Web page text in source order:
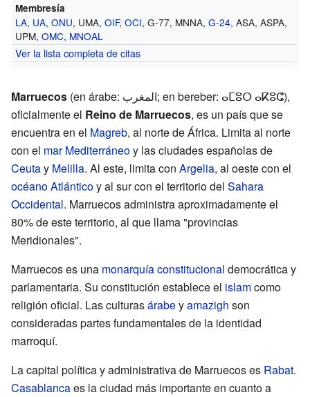
Membresía
LA, UA,ONU, UMA,OIF,OCI, G-77, MNNA,G-24, ASA, ASPA,
UPM,OMC, MNOAL
Ver la lista completa de citas
Marruecos (en árabe: المغرب; en bereber: ⴰⵎⵓⵔ ⴰⴽⵓⵛ),
oficialmente el Reino de Marruecos, es un país que se
encuentra en el Magreb, al norte de África. Limita al norte
con el mar Mediterráneoy las ciudades españolas de
Ceutay Melilla. Al este, limita con Argelia, al oeste con el
océano Atlánticoy al sur con el territorio del Sahara
Occidental. Marruecos administra aproximadamente el
80% de este territorio, al que llama "provincias
Meridionales".
Marruecos es una monarquía constitucional democrática y
parlamentaria. Su constitución establece el islamcomo
religión oficial. Las culturasárabeyamazigh son
consideradas partes fundamentales de la identidad
marroquí.
La capital política y administrativa de Marruecos es Rabat.
Casablancaes la ciudad más importante en cuanto a